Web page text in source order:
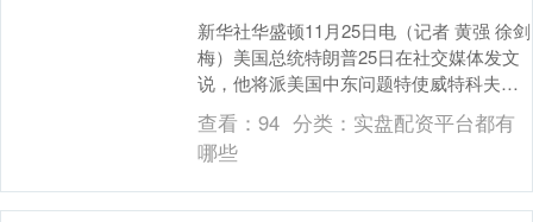
新华社华盛顿11月25日电（记者 黄强 徐剑
梅）美国总统特朗普25日在社交媒体发文
说，他将派美国中东问题特使威特科夫前
往俄罗斯首都莫斯科与俄总统普京会面，
以期敲....
查看：94 分类： 实盘配资平台都有
哪些